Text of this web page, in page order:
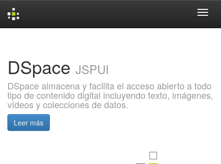
DSpace JSPUI
DSpace almacena y facilita el acceso abierto a todo
tipo de contenido digital incluyendo texto, imágenes,
vídeos y colecciones de datos.
Leer más